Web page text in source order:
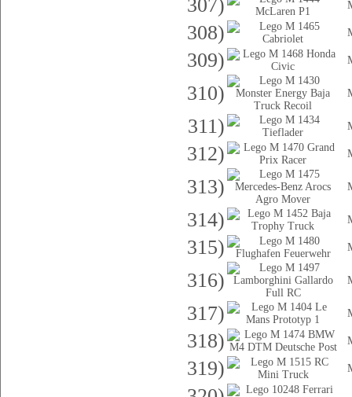
307)
308)
309)
310)
311)
312)
313)
314)
315)
316)
317)
318)
319)